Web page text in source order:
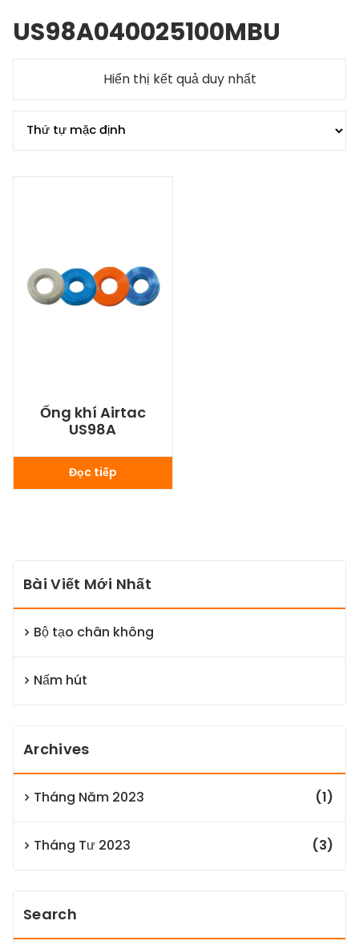
US98A040025100MBU
Hiển thị kết quả duy nhất
Ống khí Airtac
US98A
Đọc tiếp
Bài Viết Mới Nhất
Bộ tạo chân không
Nấm hút
Archives
Tháng Năm 2023 (1)
Tháng Tư 2023 (3)
Search